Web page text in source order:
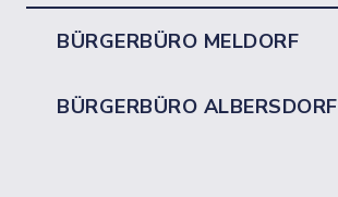
BÜRGERBÜRO MELDORF
BÜRGERBÜRO ALBERSDORF